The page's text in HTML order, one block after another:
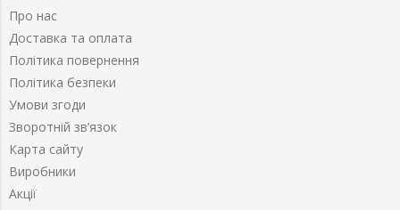
Про нас
Доставка та оплата
Політика повернення
Політика безпеки
Умови згоди
Зворотній зв’язок
Карта сайту
Виробники
Акції